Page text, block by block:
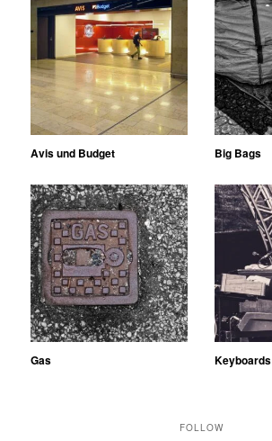
Avis und Budget Big Bags
Gas Keyboards
FOLLOW